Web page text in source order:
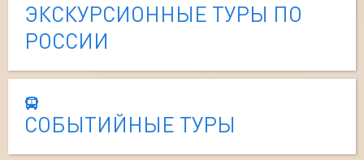
ЭКСКУРСИОННЫЕ ТУРЫ ПО
РОССИИ
СОБЫТИЙНЫЕ ТУРЫ